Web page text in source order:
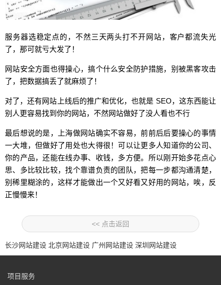
服务器选稳定点的，不然三天两头打不开网站，客户都流失光
了，那可就亏大发了！
网站安全方面也得操心，搞个什么安全防护措施，别被黑客攻击
了，把数据搞丢了就麻烦了！
对了，还有网站上线后的推广和优化，也就是 SEO，这东西能让
别人更容易找到你的网站，不然网站做好了没人看也不行
最后想说的是，上海做网站确实不容易，前前后后要操心的事情
一大堆，但做好了用处也大得很！可以让更多人知道你的公司、
你的产品，还能在线办事、收钱，多方便。所以刚开始多花点心
思、多比较比较，找个靠谱负责的团队，把每一步都沟通清楚，
别稀里糊涂的，这样才能做出一个又好看又好用的网站，唉，反
正慢慢来！
<< 点击返回
长沙网站建设 北京网站建设 广州网站建设 深圳网站建设
项目服务